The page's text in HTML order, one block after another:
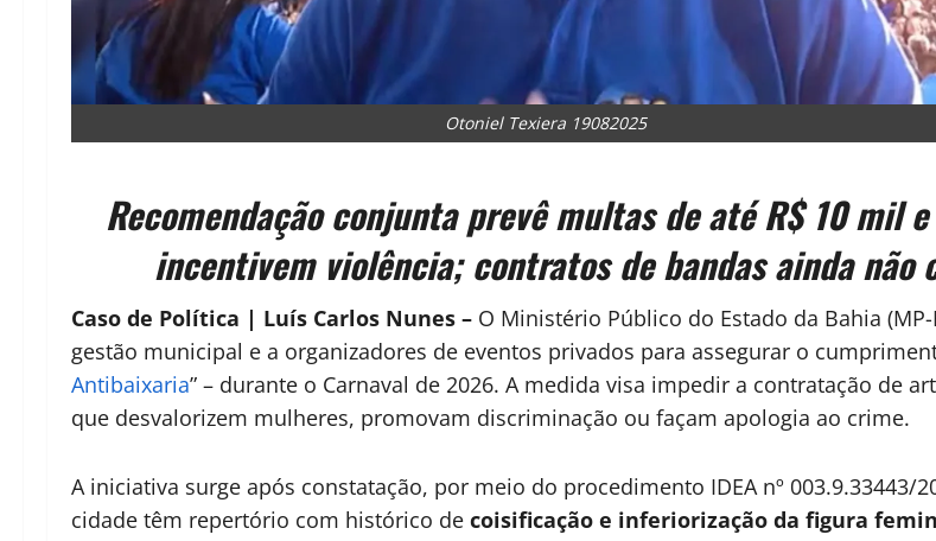
Otoniel Texiera 19082025
Recomendação conjunta prevê multas de até R$ 10 mil
incentivem violência; contratos de bandas ainda não
Caso de Política | Luís Carlos Nunes – O Ministério Público do Estado da Bahia
gestão municipal e a organizadores de eventos privados para assegurar o
Antibaixaria” – durante o Carnaval de 2026. A medida visa impedir a contratação de
que desvalorizem mulheres, promovam discriminação ou façam apologia ao crime.
A iniciativa surge após constatação, por meio do procedimento IDEA nº
cidade têm repertório com histórico de coisificação e inferiorização da figura